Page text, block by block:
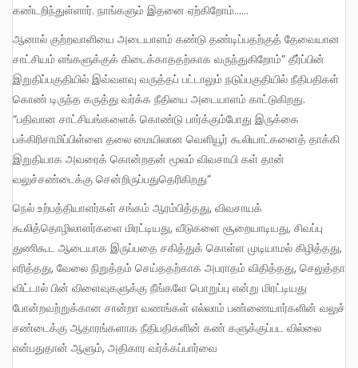
கண்டறிந்துள்ளார். நாங்களும் இதனை ஏற்கிறோம்……
ஆனால் குற்றவாளியை அடையாளம் கண்டு தண்டிப்பதற்குத் தேவையான
சாட்சியம் எங்களுக்குக் கிடைக்காததற்காக வருந்துகிறோம்” தீர்ப்பின்
இறுதிப்பகுதியில் இவ்வளவு வருத்தப் பட்டாலும் நடுப்பகுதியில் நீதிபதிகள்
கொண் டிருந்த கருத்து வர்க்க நீதியை அடையாளம் காட்டுகிறது.
“பதிவான சாட்சியங்களைக் கொண்டு பார்க்கும்போது இருக்கை
பக்கிரிசாமிப்பிள்ளை தலை மையிலான வெளியூர் கூலியாட்கனைத் தாக்கி
இறுதியாக அவரைக் கொன்றதன் மூலம் விவசாயி கள் தான்
வலுச்சண்டைக்கு சென்றிருப்பதுதெரிகிறது”
நெல் உற்பத்தியாளர்கள் சங்கம் ஆரம்பித்தது, விவசாயக்
கூலித்தொழிலாளர்களை மிரட்டியது, வீடுகளை சூறையாடியது, சிவப்பு
துணிகூட ஆடையாக இருப்பதை சகித்துக் கொள்ள முடியாமல் கிழித்தது,
எரித்தது, வேலை நிறுத்தம் செய்ததற்காக அபராதம் விதித்தது, செலுத்தா
விட்டால் பின் விளைவுகளுக்கு நீங்களே பொறுப்பு என்று மிரட்டியது
போன்றவற்றுக்கான சான்றா வணங்கள் எல்லாம் பண்ணையார்களின் வலுச்
சண்டைக்கு ஆதாரங்களாக நீதிபதிகளின் கண் களுக்குப்பட வில்லை
என்பதுதான் ஆளும், அதிகார வர்க்கப்பார்வை